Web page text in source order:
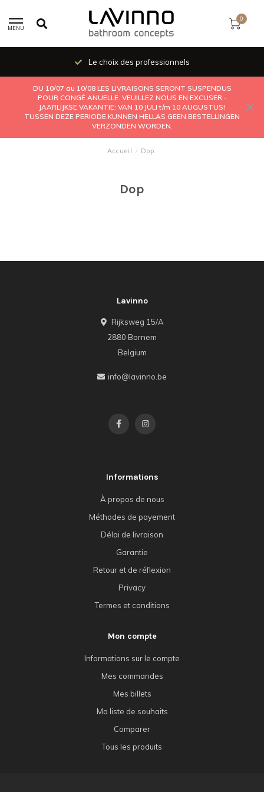
MENU
0
Le choix des professionnels
DU 10/07 au 10/08 LES LIVRAISONS SERONT SUSPENDUS
POUR CONGÉ ANUELLE. VEUILLEZ NOUS EN EXCUSER -
JAARLIJKSE VAKANTIE: VAN 10 JULI t/m 10 AUGUSTUS!
TUSSEN DEZE PERIODE KUNNEN HELLAS GEEN BESTELLINGEN
VERZONDEN WORDEN.
Accueil / Dop
Dop
Lavinno
Rijksweg 15/A
2880 Bornem
Belgium
info@lavinno.be
Informations
À propos de nous
Méthodes de payement
Délai de livraison
Garantie
Retour et de réflexion
Privacy
Termes et conditions
Mon compte
Informations sur le compte
Mes commandes
Mes billets
Ma liste de souhaits
Comparer
Tous les produits